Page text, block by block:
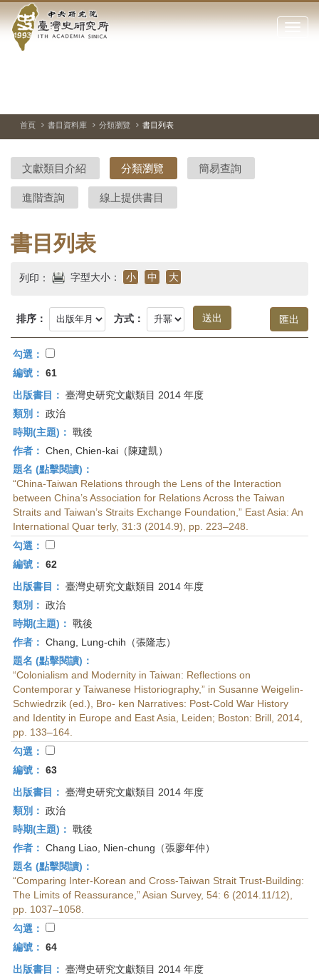
到中
央
院-
臺
灣
史
研
究
首
頁
點
閉
站
停、
圖
圖
結
首頁 書目資料庫 分類瀏覽 書目列表
文獻類目介紹 分類瀏覽 簡易查詢
進階查詢 線上提供書目
書目列表
列印： 字型大小： 小 中 大
排序： 方式：
勾選：
編號： 61
出版書目： 臺灣史研究文獻類目 2014 年度
類別： 政治
時期(主題)： 戰後
作者： Chen, Chien-kai（陳建凱）
題名 (點擊閱讀)：
“China-Taiwan Relations through the Lens of the Interaction
between China’s Association for Relations Across the Taiwan
Straits and Taiwan’s Straits Exchange Foundation,” East Asia: An
International Quar terly, 31:3 (2014.9), pp. 223–248.
勾選：
編號： 62
出版書目： 臺灣史研究文獻類目 2014 年度
類別： 政治
時期(主題)： 戰後
作者： Chang, Lung-chih（張隆志）
題名 (點擊閱讀)：
“Colonialism and Modernity in Taiwan: Reflections on
Contemporar y Taiwanese Historiography,” in Susanne Weigelin-
Schwiedrzik (ed.), Bro- ken Narratives: Post-Cold War History
and Identity in Europe and East Asia, Leiden; Boston: Brill, 2014,
pp. 133–164.
勾選：
編號： 63
出版書目： 臺灣史研究文獻類目 2014 年度
類別： 政治
時期(主題)： 戰後
作者： Chang Liao, Nien-chung（張廖年仲）
題名 (點擊閱讀)：
“Comparing Inter-Korean and Cross-Taiwan Strait Trust-Building:
The Limits of Reassurance,” Asian Survey, 54: 6 (2014.11/12),
pp. 1037–1058.
勾選：
編號： 64
出版書目： 臺灣史研究文獻類目 2014 年度